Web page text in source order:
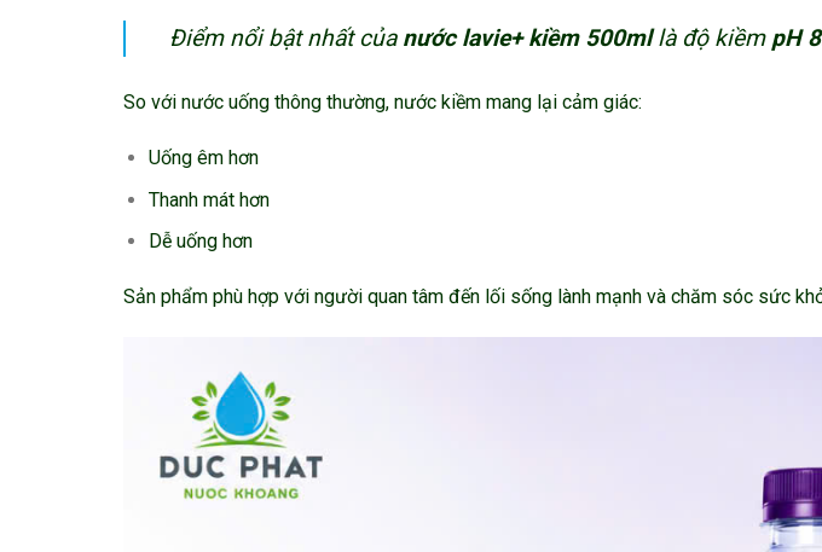
Điểm nổi bật nhất của nước lavie+ kiềm 500mllà độ kiềm pH
So với nước uống thông thường, nước kiềm mang lại cảm giác:
Uống êm hơn
Thanh mát hơn
Dễ uống hơn
Sản phẩm phù hợp với người quan tâm đến lối sống lành mạnh và chăm sóc sức